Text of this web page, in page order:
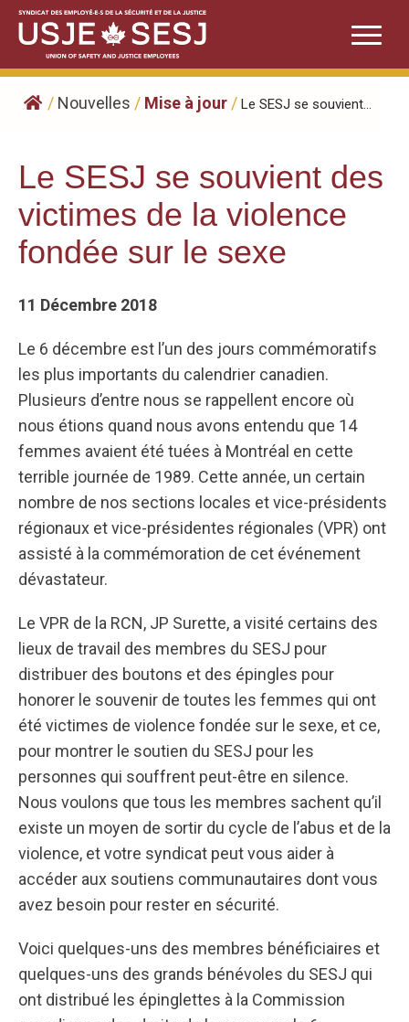
Skip
content
/ Nouvelles / Mise à jour / Le SESJ se souvient...
Le SESJ se souvient des
victimes de la violence
fondée sur le sexe
11 Décembre 2018
Le 6 décembre est l’un des jours commémoratifs
les plus importants du calendrier canadien.
Plusieurs d’entre nous se rappellent encore où
nous étions quand nous avons entendu que 14
femmes avaient été tuées à Montréal en cette
terrible journée de 1989. Cette année, un certain
nombre de nos sections locales et vice-présidents
régionaux et vice-présidentes régionales (VPR) ont
assisté à la commémoration de cet événement
dévastateur.
Le VPR de la RCN, JP Surette, a visité certains des
lieux de travail des membres du SESJ pour
distribuer des boutons et des épingles pour
honorer le souvenir de toutes les femmes qui ont
été victimes de violence fondée sur le sexe, et ce,
pour montrer le soutien du SESJ pour les
personnes qui souffrent peut-être en silence.
Nous voulons que tous les membres sachent qu’il
existe un moyen de sortir du cycle de l’abus et de la
violence, et votre syndicat peut vous aider à
accéder aux soutiens communautaires dont vous
avez besoin pour rester en sécurité.
Voici quelques-uns des membres bénéficiaires et
quelques-uns des grands bénévoles du SESJ qui
ont distribué les épinglettes à la Commission